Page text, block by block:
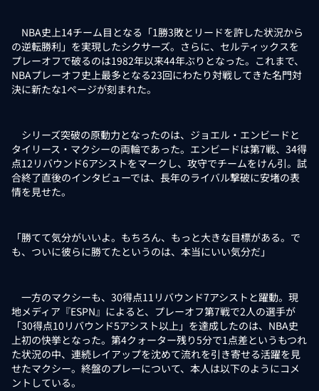
NBA史上14チーム目となる「1勝3敗とリードを許した状況から
の逆転勝利」を実現したシクサーズ。さらに、セルティックスを
プレーオフで破るのは1982年以来44年ぶりとなった。これまで、
NBAプレーオフ史上最多となる23回にわたり対戦してきた名門対
決に新たな1ページが刻まれた。
シリーズ突破の原動力となったのは、ジョエル・エンビードと
タイリース・マクシーの両輪であった。エンビードは第7戦、34得
点12リバウンド6アシストをマークし、攻守でチームをけん引。試
合終了直後のインタビューでは、長年のライバル撃破に安堵の表
情を見せた。
「勝てて気分がいいよ。もちろん、もっと大きな目標がある。で
も、ついに彼らに勝てたというのは、本当にいい気分だ」
一方のマクシーも、30得点11リバウンド7アシストと躍動。現
地メディア『ESPN』によると、プレーオフ第7戦で2人の選手が
「30得点10リバウンド5アシスト以上」を達成したのは、NBA史
上初の快挙となった。第4クォーター残り5分で1点差というもつれ
た状況の中、連続レイアップを沈めて流れを引き寄せる活躍を見
せたマクシー。終盤のプレーについて、本人は以下のようにコメ
ントしている。